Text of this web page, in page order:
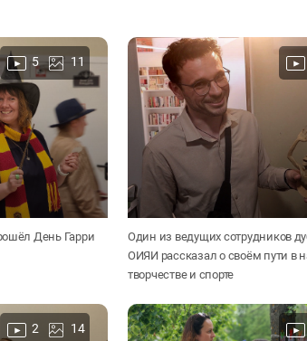
5 11
День Гарри
Один из ведущих сотрудников
ОИЯИ рассказал о своём пути в
творчестве и спорте
2 14